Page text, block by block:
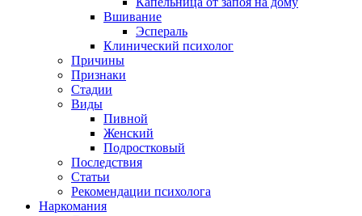
Вшивание
Эспераль
Клинический психолог
Причины
Признаки
Стадии
Виды
Пивной
Женский
Подростковый
Последствия
Статьи
Рекомендации психолога
Наркомания